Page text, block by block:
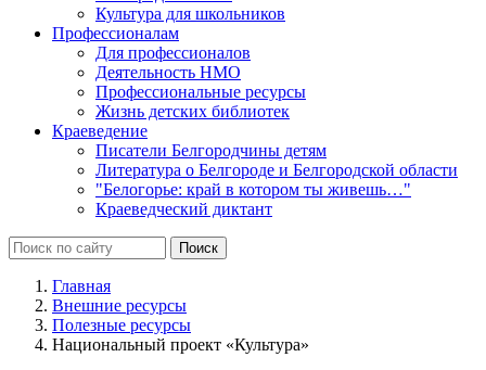
Культура для школьников
Профессионалам
Для профессионалов
Деятельность НМО
Профессиональные ресурсы
Жизнь детских библиотек
Краеведение
Писатели Белгородчины детям
Литература о Белгороде и Белгородской области
"Белогорье: край в котором ты живешь…"
Краеведческий диктант
Главная
Внешние ресурсы
Полезные ресурсы
Национальный проект «Культура»